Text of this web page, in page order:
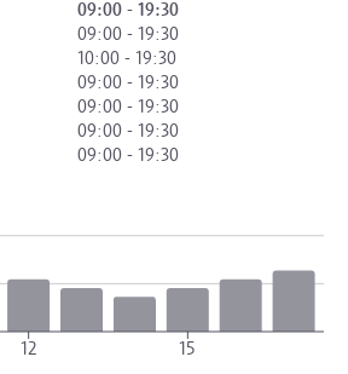
09:00 - 19:30
09:00 - 19:30
10:00 - 19:30
09:00 - 19:30
09:00 - 19:30
09:00 - 19:30
09:00 - 19:30
12 15